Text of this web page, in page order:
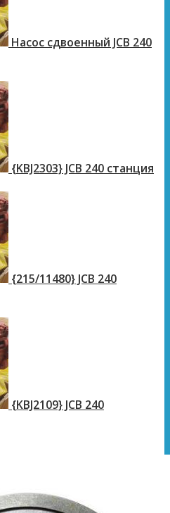
Насос сдвоенный JCB 240
{KBJ2303} JCB 240 станция
{215/11480} JCB 240
{KBJ2109} JCB 240